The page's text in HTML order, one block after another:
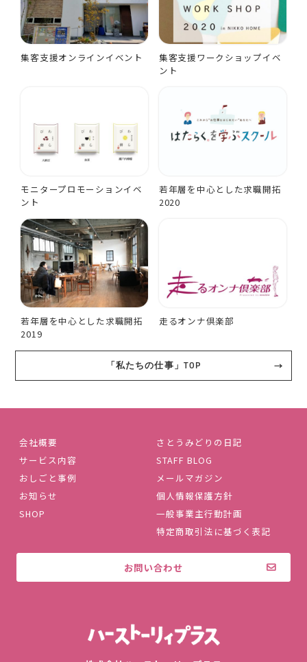
集客支援オンラインイベント
集客支援ワークショップイベ
ント
モニタープロモーションイベ
ント
若年層を中心とした求職開拓
2020
若年層を中心とした求職開拓
2019
走るオンナ倶楽部
「私たちの仕事」TOP
会社概要
サービス内容
おしごと事例
お知らせ
SHOP
さとうみどりの日記
STAFF BLOG
メールマガジン
個人情報保護方針
一般事業主行動計画
特定商取引法に基づく表記
お問い合わせ